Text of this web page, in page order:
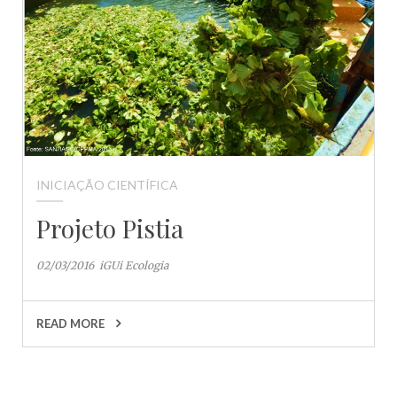
INICIAÇÃO CIENTÍFICA
Projeto Pistia
02/03/2016 iGUi Ecologia
READ MORE